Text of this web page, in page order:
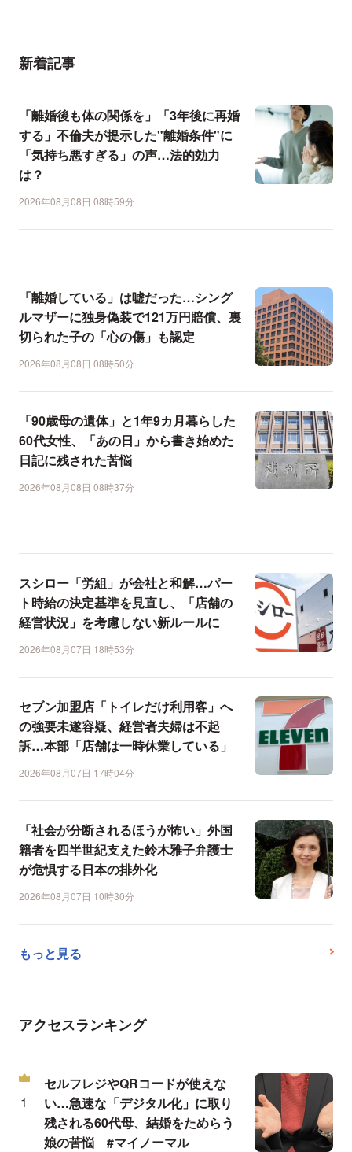
新着記事
「離婚後も体の関係を」「3年後に再婚
する」不倫夫が提示した"離婚条件"に
「気持ち悪すぎる」の声…法的効力
は？
2026年08月08日 08時59分
「離婚している」は嘘だった…シング
ルマザーに独身偽装で121万円賠償、裏
切られた子の「心の傷」も認定
2026年08月08日 08時50分
「90歳母の遺体」と1年9カ月暮らした
60代女性、「あの日」から書き始めた
日記に残された苦悩
2026年08月08日 08時37分
スシロー「労組」が会社と和解…パー
ト時給の決定基準を見直し、「店舗の
経営状況」を考慮しない新ルールに
2026年08月07日 18時53分
セブン加盟店「トイレだけ利用客」へ
の強要未遂容疑、経営者夫婦は不起
訴…本部「店舗は一時休業している」
2026年08月07日 17時04分
「社会が分断されるほうが怖い」外国
籍者を四半世紀支えた鈴木雅子弁護士
が危惧する日本の排外化
2026年08月07日 10時30分
もっと見る
アクセスランキング
セルフレジやQRコードが使えな
い…急速な「デジタル化」に取り
残される60代母、結婚をためらう
娘の苦悩 #マイノーマル